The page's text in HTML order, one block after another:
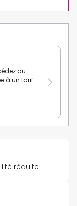
au
à un tarif
réduite